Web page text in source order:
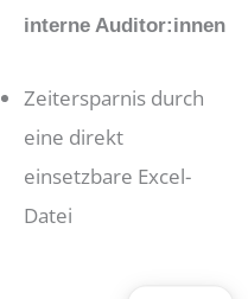
interne Auditor:innen
Zeitersparnis durch
eine direkt
einsetzbare Excel-
Datei